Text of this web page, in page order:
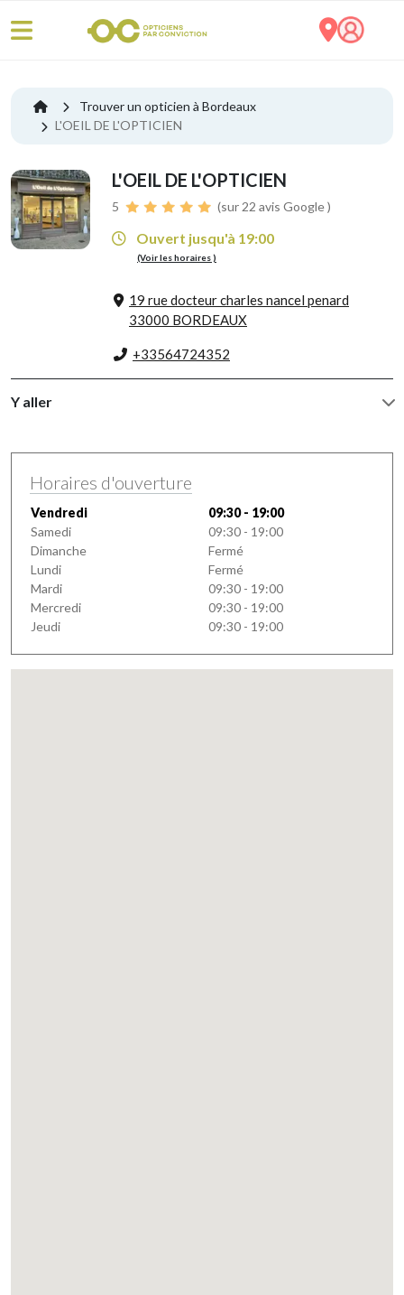
Trouver un opticien à Bordeaux
L'OEIL DE L'OPTICIEN
L'OEIL DE L'OPTICIEN
5 (sur 22 avis Google )
Ouvert jusqu'à 19:00
(Voir les horaires )
19 rue docteur charles nancel penard
33000 BORDEAUX
+33564724352
Y aller
Horaires d'ouverture
Vendredi
09:30 - 19:00
Samedi
09:30 - 19:00
Dimanche
Fermé
Lundi
Fermé
Mardi
09:30 - 19:00
Mercredi
09:30 - 19:00
Jeudi
09:30 - 19:00